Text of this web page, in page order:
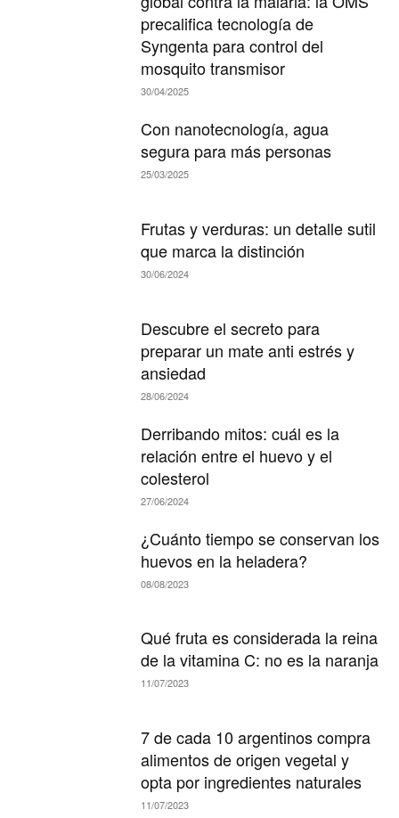
precalifica tecnología de
Syngenta para control del
mosquito transmisor
30/04/2025
Con nanotecnología, agua
segura para más personas
25/03/2025
Frutas y verduras: un detalle sutil
que marca la distinción
30/06/2024
Descubre el secreto para
preparar un mate anti estrés y
ansiedad
28/06/2024
Derribando mitos: cuál es la
relación entre el huevo y el
colesterol
27/06/2024
¿Cuánto tiempo se conservan los
huevos en la heladera?
08/08/2023
Qué fruta es considerada la reina
de la vitamina C: no es la naranja
11/07/2023
7 de cada 10 argentinos compra
alimentos de origen vegetal y
opta por ingredientes naturales
11/07/2023